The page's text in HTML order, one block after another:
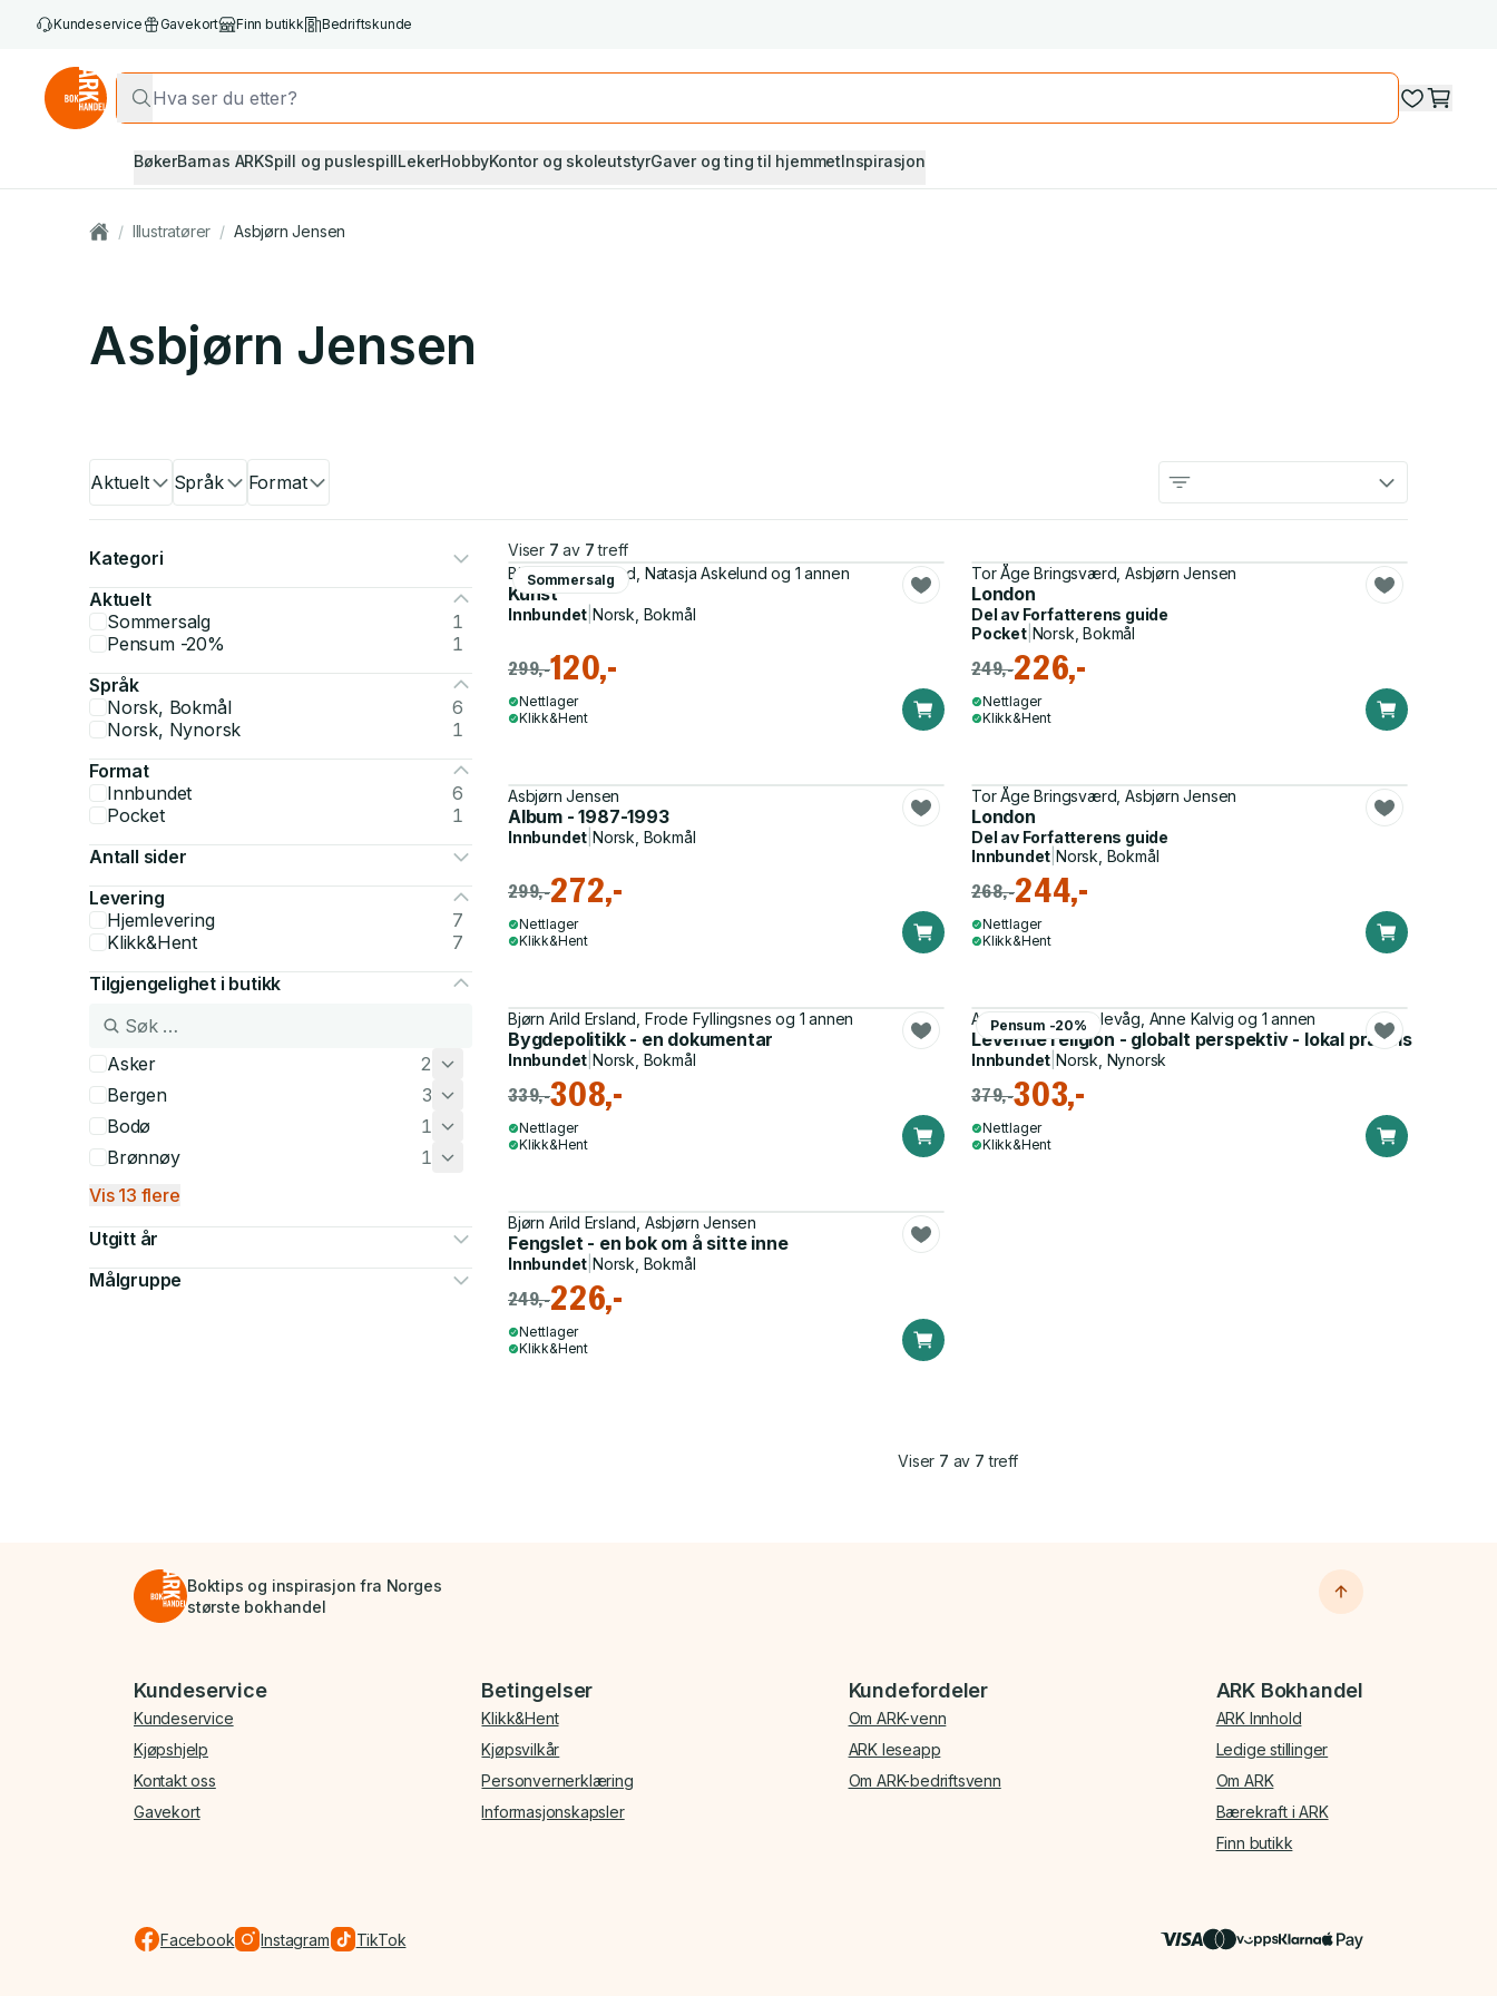
Kundeservice Gavekort Finn butikk Bedriftskunde
BøkerBarnas ARKSpill og puslespillLekerHobbyKontor og skoleutstyrGaver og ting til hjemmetInspirasjon
/ Illustratører / Asbjørn Jensen
Asbjørn Jensen
Aktuelt Språk Format
Kategori
Aktuelt
Sommersalg
1
Pensum -20%
1
Språk
Norsk, Bokmål
6
Norsk, Nynorsk
1
Format
Innbundet
6
Pocket
1
Antall sider
Levering
Hjemlevering
7
Klikk&Hent
7
Tilgjengelighet i butikk
Asker
2
Bergen
3
Bodø
1
Brønnøy
1
Vis 13 flere
Utgitt år
Målgruppe
Viser 7 av 7 treff
Sommersalg
Bjørn Arild Ersland, Natasja Askelund og 1 annen
Kunst
Innbundet |Norsk, Bokmål
299,-120,-
Nettlager
Klikk&Hent
Tor Åge Bringsværd, Asbjørn Jensen
London
Del av Forfatterens guide
Pocket| Norsk, Bokmål
249,-226,-
Nettlager
Klikk&Hent
Asbjørn Jensen
Album - 1987-1993
Innbundet |Norsk, Bokmål
299,-272,-
Nettlager
Klikk&Hent
Tor Åge Bringsværd, Asbjørn Jensen
London
Del av Forfatterens guide
Innbundet |Norsk, Bokmål
268,-244,-
Nettlager
Klikk&Hent
Bjørn Arild Ersland, Frode Fyllingsnes og 1 annen
Bygdepolitikk - en dokumentar
Innbundet |Norsk, Bokmål
339,-308,-
Nettlager
Klikk&Hent
Pensum -20%
Anna Rebecca Solevåg, Anne Kalvig og 1 annen
Levende religion - globalt perspektiv - lokal praksis
Innbundet |Norsk, Nynorsk
379,-303,-
Nettlager
Klikk&Hent
Bjørn Arild Ersland, Asbjørn Jensen
Fengslet - en bok om å sitte inne
Innbundet |Norsk, Bokmål
249,-226,-
Nettlager
Klikk&Hent
Viser 7 av 7 treff
Boktips og inspirasjon fra Norges
største bokhandel
Bunnmeny
Kundeservice
Kundeservice
Kjøpshjelp
Kontakt oss
Gavekort
Betingelser
Klikk&Hent
Kjøpsvilkår
Personvernerklæring
Informasjonskapsler
Kundefordeler
Om ARK-venn
ARK leseapp
Om ARK-bedriftsvenn
ARK Bokhandel
ARK Innhold
Ledige stillinger
Om ARK
Bærekraft i ARK
Finn butikk
Facebook Instagram TikTok